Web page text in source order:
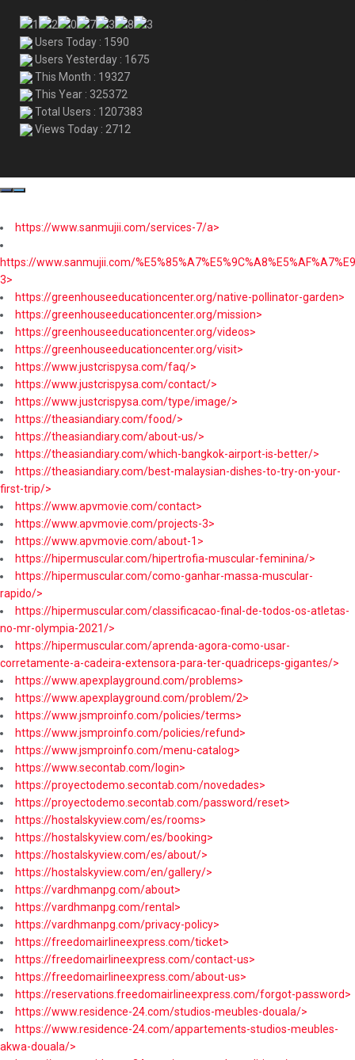
Users Today : 1590
Users Yesterday : 1675
This Month : 19327
This Year : 325372
Total Users : 1207383
Views Today : 2712
https://www.sanmujii.com/services-7/a>
https://www.sanmujii.com/
3>
https://greenhouseeducationcenter.org/native-pollinator-garden>
https://greenhouseeducationcenter.org/mission>
https://greenhouseeducationcenter.org/videos>
https://greenhouseeducationcenter.org/visit>
https://www.justcrispysa.com/faq/>
https://www.justcrispysa.com/contact/>
https://www.justcrispysa.com/type/image/>
https://theasiandiary.com/food/>
https://theasiandiary.com/about-us/>
https://theasiandiary.com/which-bangkok-airport-is-better/>
https://theasiandiary.com/best-malaysian-dishes-to-try-on-your-
first-trip/>
https://www.apvmovie.com/contact>
https://www.apvmovie.com/projects-3>
https://www.apvmovie.com/about-1>
https://hipermuscular.com/hipertrofia-muscular-feminina/>
https://hipermuscular.com/como-ganhar-massa-muscular-
rapido/>
https://hipermuscular.com/classificacao-final-de-todos-os-atletas-
no-mr-olympia-2021/>
https://hipermuscular.com/aprenda-agora-como-usar-
corretamente-a-cadeira-extensora-para-ter-quadriceps-gigantes/>
https://www.apexplayground.com/problems>
https://www.apexplayground.com/problem/2>
https://www.jsmproinfo.com/policies/terms>
https://www.jsmproinfo.com/policies/refund>
https://www.jsmproinfo.com/menu-catalog>
https://www.secontab.com/login>
https://proyectodemo.secontab.com/novedades>
https://proyectodemo.secontab.com/password/reset>
https://hostalskyview.com/es/rooms>
https://hostalskyview.com/es/booking>
https://hostalskyview.com/es/about/>
https://hostalskyview.com/en/gallery/>
https://vardhmanpg.com/about>
https://vardhmanpg.com/rental>
https://vardhmanpg.com/privacy-policy>
https://freedomairlineexpress.com/ticket>
https://freedomairlineexpress.com/contact-us>
https://freedomairlineexpress.com/about-us>
https://reservations.freedomairlineexpress.com/forgot-password>
https://www.residence-24.com/studios-meubles-douala/>
https://www.residence-24.com/appartements-studios-meubles-
akwa-douala/>